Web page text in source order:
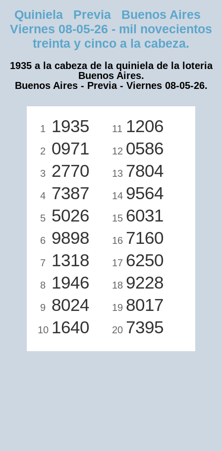
Quiniela Previa Buenos Aires
Viernes 08-05-26 - mil novecientos
treinta y cinco a la cabeza.
1935 a la cabeza de la quiniela de la loteria
Buenos Aires.
Buenos Aires - Previa - Viernes 08-05-26.
1 1935
2 0971
3 2770
4 7387
5 5026
6 9898
7 1318
8 1946
9 8024
10 1640
11 1206
12 0586
13 7804
14 9564
15 6031
16 7160
17 6250
18 9228
19 8017
20 7395